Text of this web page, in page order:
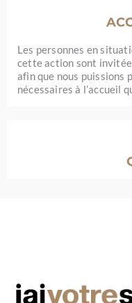
Les personnes en
cette action sont
afin que nous puissions
nécessaires à l’accueil